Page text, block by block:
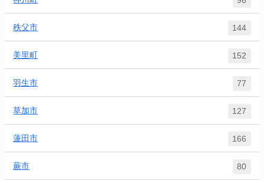
秩父市 144
美里町 152
羽生市 77
草加市 127
蓮田市 166
蕨市 80